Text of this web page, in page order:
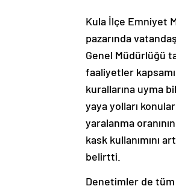
Kula İlçe Emniyet
pazarında
Genel Müdürlüğü
faaliyetler
kurallarına uyma
yaya yolları
yaralanma
kask kullanımını
belirtti.
Denetimler de tüm